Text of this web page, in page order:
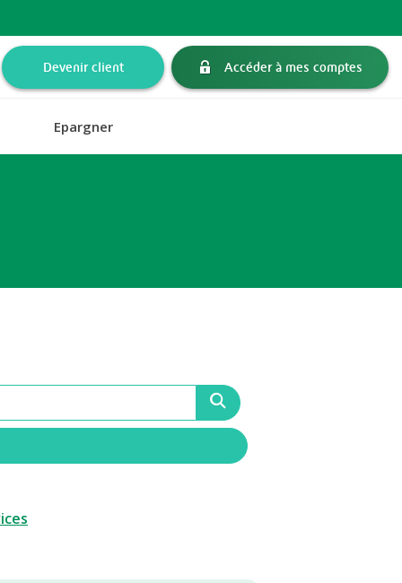
Devenir client Accéder à mes comptes
Epargner